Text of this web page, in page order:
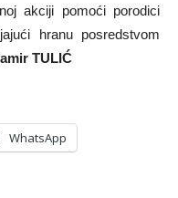
akciji pomoći porodici
hranu posredstvom
TULIĆ
WhatsApp